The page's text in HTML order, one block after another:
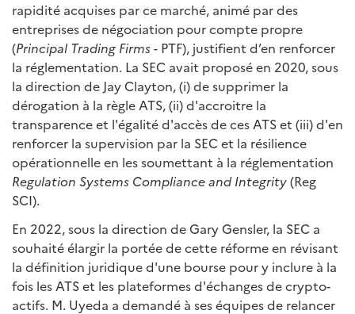
rapidité acquises par ce marché, animé par des
entreprises de négociation pour compte propre
(Principal Trading Firms- PTF), justifient d’en renforcer
la réglementation. La SEC avait proposé en 2020, sous
la direction de Jay Clayton, (i) de supprimer la
dérogation à la règle ATS, (ii) d'accroitre la
transparence et l'égalité d'accès de ces ATS et (iii) d'en
renforcer la supervision par la SEC et la résilience
opérationnelle en les soumettant à la réglementation
Regulation Systems Compliance and Integrity(Reg
SCI).
En 2022, sous la direction de Gary Gensler, la SEC a
souhaité élargir la portée de cette réforme en révisant
la définition juridique d'une bourse pour y inclure à la
fois les ATS et les plateformes d'échanges de crypto-
actifs. M. Uyeda a demandé à ses équipes de relancer